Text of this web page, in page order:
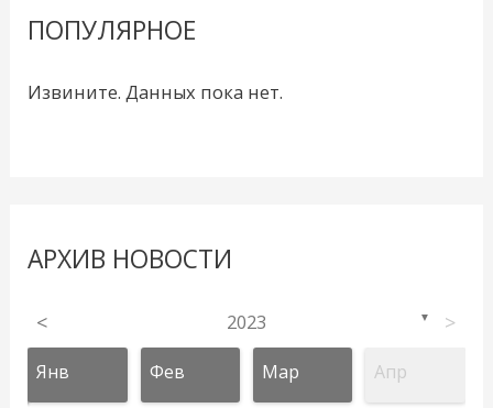
ПОПУЛЯРНОЕ
Извините. Данных пока нет.
АРХИВ НОВОСТИ
< 2023 ▼ >
Янв Фев Мар Апр